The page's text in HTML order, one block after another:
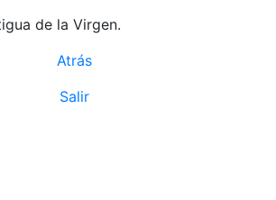
de la Virgen.
Atrás
Salir